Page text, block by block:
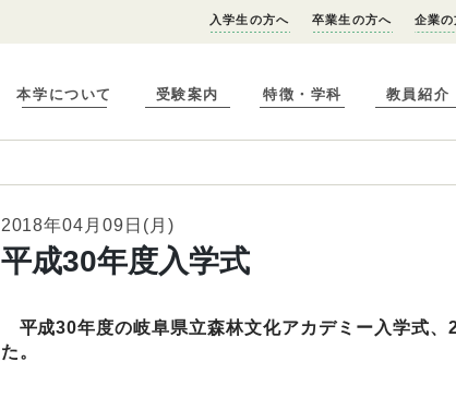
入学生の方へ 卒業生の方へ 企業
本学について 受験案内 特徴・学科 教員紹介
2018年04月09日(月)
平成30年度入学式
平成30年度の岐阜県立森林文化アカデミー入学式、
た。